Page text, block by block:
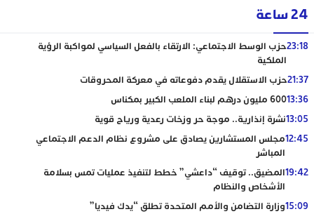
24 ساعة
23:18حزب الوسط الاجتماعي: الارتقاء بالفعل السياسي لمواكبة الرؤية
الملكية
21:37حزب الاستقلال يقدم دفوعاته في معركة المحروقات
13:36600 مليون درهم لبناء الملعب الكبير بمكناس
13:05نشرة إنذارية.. موجة حر وزخات رعدية ورياح قوية
12:45مجلس المستشارين يصادق على مشروع نظام الدعم الاجتماعي
المباشر
19:42المضيق.. توقيف “داعشي” خطط لتنفيذ عمليات تمس بسلامة
الأشخاص والنظام
15:09وزارة التضامن والأمم المتحدة تطلق “يدك فيديا”